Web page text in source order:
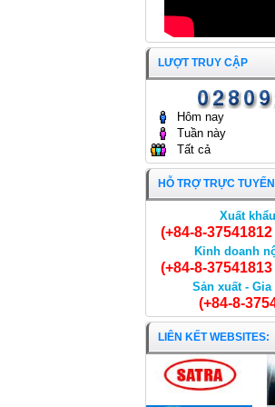
Bánh bột
GÒN.
25/04/2025
ĐẠI HỘI
THƯỜNG
CÔNG TY
DOANH
GÒN
24/04/2024
LƯỢT TRUY CẬP
Hôm nay
Tuần này
Tất cả
HỖ TRỢ TRỰC TUYẾN
Xuất khẩu
(+84-8-
Kinh doanh
(+84-8-
Sản xuất - Gia
(+84-8-
LIÊN KẾT WEBSITES: